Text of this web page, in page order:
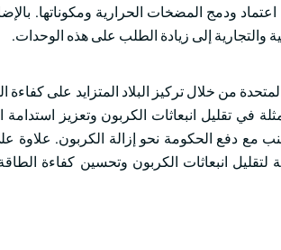
ودمج المضخات الحرارية ومكوناتها.
والتجارية إلى زيادة الطلب على هذه الوحدات.
من خلال تركيز البلاد المتزايد على كفاءة
في تقليل انبعاثات الكربون وتعزيز
مع دفع الحكومة نحو إزالة الكربون. علاوة
لتقليل انبعاثات الكربون وتحسين كفاءة